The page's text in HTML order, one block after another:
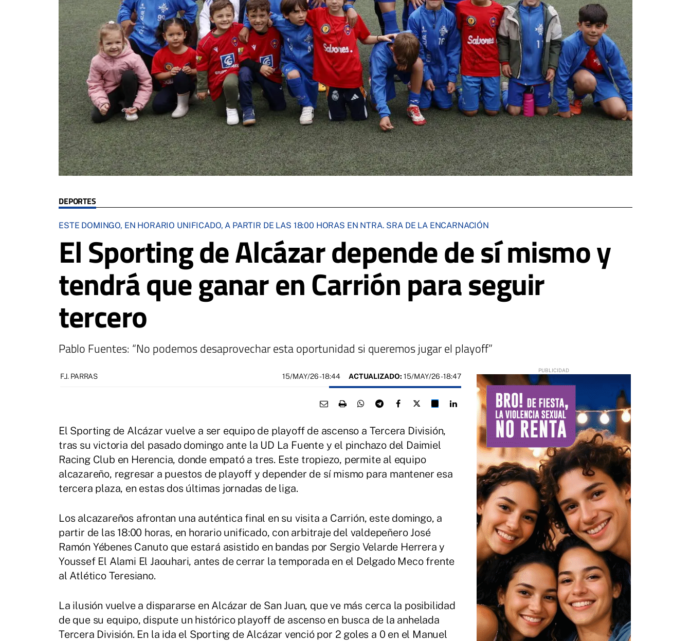
DEPORTES
ESTE DOMINGO, EN HORARIO UNIFICADO, A PARTIR DE LAS 18:00 HORAS EN NTRA. SRA DE LA ENCARNACIÓN
El Sporting de Alcázar depende de sí mismo y
tendrá que ganar en Carrión para seguir
tercero
Pablo Fuentes: “No podemos desaprovechar esta oportunidad si queremos jugar el playoff”
F.J. PARRAS 15/MAY/26- 18:44 ACTUALIZADO: 15/MAY/26 - 18:47
El Sporting de Alcázar vuelve a ser equipo de playoff de ascenso a Tercera División,
tras su victoria del pasado domingo ante la UD La Fuente y el pinchazo del Daimiel
Racing Club en Herencia, donde empató a tres. Este tropiezo, permite al equipo
alcazareño, regresar a puestos de playoff y depender de sí mismo para mantener esa
tercera plaza, en estas dos últimas jornadas de liga.
Los alcazareños afrontan una auténtica final en su visita a Carrión, este domingo, a
partir de las 18:00 horas, en horario unificado, con arbitraje del valdepeñero José
Ramón Yébenes Canuto que estará asistido en bandas por Sergio Velarde Herrera y
Youssef El Alami El Jaouhari, antes de cerrar la temporada en el Delgado Meco frente
al Atlético Teresiano.
La ilusión vuelve a dispararse en Alcázar de San Juan, que ve más cerca la posibilidad
de que su equipo, dispute un histórico playoff de ascenso en busca de la anhelada
Tercera División. En la ida el Sporting de Alcázar venció por 2 goles a 0 en el Manuel